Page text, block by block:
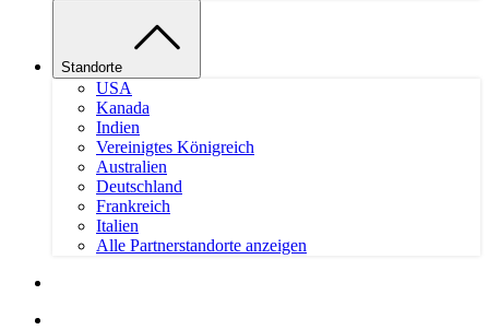
Standorte
USA
Kanada
Indien
Vereinigtes Königreich
Australien
Deutschland
Frankreich
Italien
Alle Partnerstandorte anzeigen